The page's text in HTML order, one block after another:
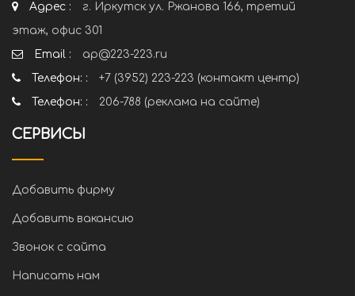
Адрес :
г. Иркутск ул. Ржанова 166, третий
этаж, офис 301
Email :
ap@223-223.ru
Телефон: :
+7 (3952) 223-223 (контакт центр)
Телефон: :
206-788 (реклама на сайте)
СЕРВИСЫ
Добавить фирму
Добавить вакансию
Звонок с сайта
Написать нам